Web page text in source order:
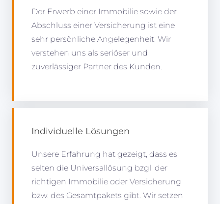
Der Erwerb einer Immobilie sowie der
Abschluss einer Versicherung ist eine
sehr persönliche Angelegenheit. Wir
verstehen uns als seriöser und
zuverlässiger Partner des Kunden.
Individuelle Lösungen
Unsere Erfahrung hat gezeigt, dass es
selten die Universallösung bzgl. der
richtigen Immobilie oder Versicherung
bzw. des Gesamtpakets gibt. Wir setzen